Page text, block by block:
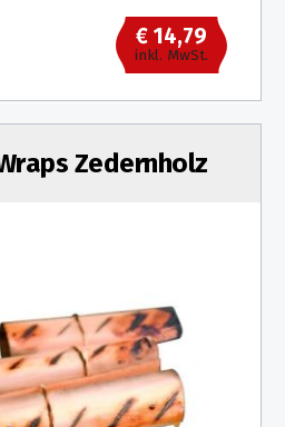
€ 14,79
inkl. MwSt.
Zedernholz